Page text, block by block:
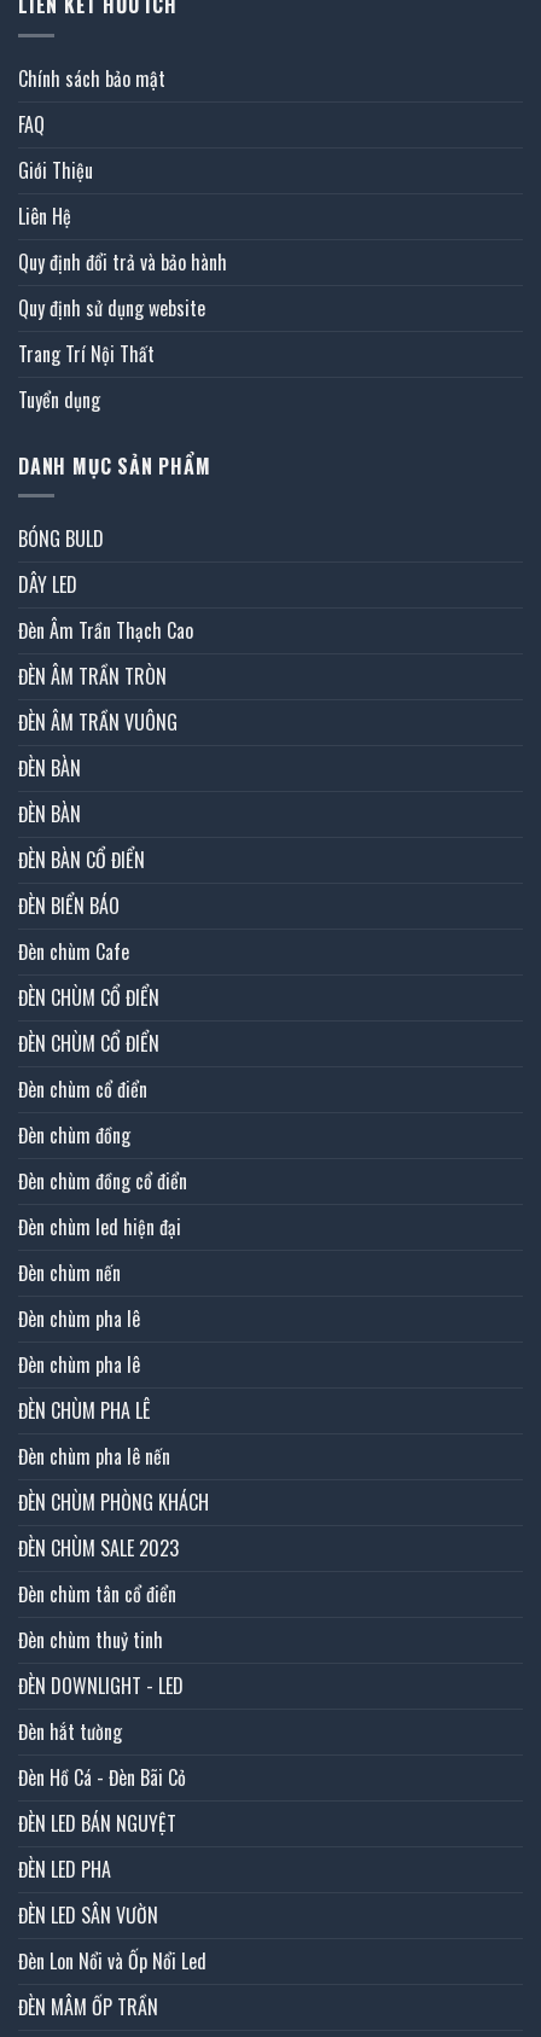
Chính sách bảo mật
FAQ
Giới Thiệu
Liên Hệ
Quy định đổi trả và bảo hành
Quy định sử dụng website
Trang Trí Nội Thất
Tuyển dụng
DANH MỤC SẢN PHẨM
BÓNG BULD
DÂY LED
Đèn Âm Trần Thạch Cao
ĐÈN ÂM TRẦN TRÒN
ĐÈN ÂM TRẦN VUÔNG
ĐÈN BÀN
ĐÈN BÀN
ĐÈN BÀN CỔ ĐIỂN
ĐÈN BIỂN BÁO
Đèn chùm Cafe
ĐÈN CHÙM CỔ ĐIỂN
ĐÈN CHÙM CỔ ĐIỂN
Đèn chùm cổ điển
Đèn chùm đồng
Đèn chùm đồng cổ điển
Đèn chùm led hiện đại
Đèn chùm nến
Đèn chùm pha lê
Đèn chùm pha lê
ĐÈN CHÙM PHA LÊ
Đèn chùm pha lê nến
ĐÈN CHÙM PHÒNG KHÁCH
ĐÈN CHÙM SALE 2023
Đèn chùm tân cổ điển
Đèn chùm thuỷ tinh
ĐÈN DOWNLIGHT - LED
Đèn hắt tường
Đèn Hồ Cá - Đèn Bãi Cỏ
ĐÈN LED BÁN NGUYỆT
ĐÈN LED PHA
ĐÈN LED SÂN VƯỜN
Đèn Lon Nổi và Ốp Nổi Led
ĐÈN MÂM ỐP TRẦN